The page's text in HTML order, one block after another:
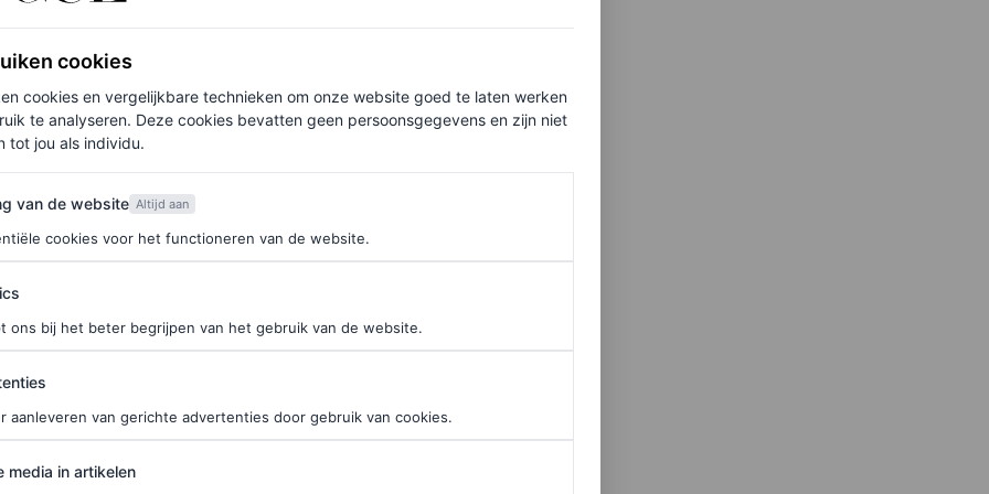
de finalisten voor de LVMH Prize, toen ze
met een
Raf Simons het merk eind 2018 verliet. Toch
halen, met als recentste voorbeeld
werd gelanceerd in de periode dat iedereen
als het bedrijf profiteerde van de publiciteit.
rondom desteamy
van BTS ondertussen ambassadeurs van het
zijn intrede op de rode loper. Zo droeg Zendaya
Klein-pak. En een jaar geleden kleedde het
cookies
cookies en vergelijkbare technieken om onze website goed te laten werken
te analyseren. Deze cookies bevatten geen persoonsgegevens en zijn niet
tot jou als individu.
de website
van de website Altijd aan
cookies voor het functioneren van de website.
ons bij het beter begrijpen van het gebruik van de website.
aanleveren van gerichte advertenties door gebruik van cookies.
in artikelen
media in artikelen